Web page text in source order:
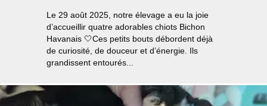
Le 29 août 2025, notre élevage a eu la joie
d’accueillir quatre adorables chiots Bichon
Havanais 🤍Ces petits bouts débordent déjà
de curiosité, de douceur et d’énergie. Ils
grandissent entourés...